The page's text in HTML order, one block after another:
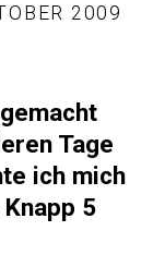
2009
Tage
ich mich
5